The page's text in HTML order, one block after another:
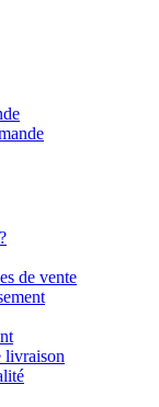
de vente
livraison